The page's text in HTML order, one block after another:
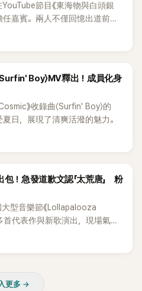
節目《東海物與白頭銀
任嘉賓。兩人不僅回憶出道前的
沸沸揚揚的緋聞，讓東海忍不
Boy〉MV釋出！成員化身
》收錄曲〈Surfin' Boy〉的
日，展現了清爽活潑的魅力。
！急發道歉文認「太荒唐」 粉
型音樂節《Lollapalooza
代表作與新歌演出，現場氣氛
出後主動坦承，自己因為太緊
更多 →